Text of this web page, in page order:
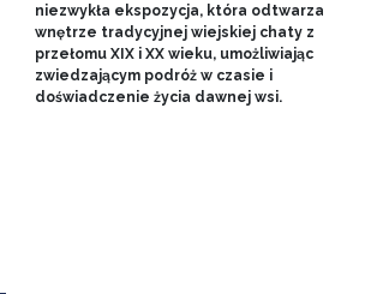
niezwykła ekspozycja, która odtwarza
wnętrze tradycyjnej wiejskiej chaty z
przełomu XIX i XX wieku, umożliwiając
zwiedzającym podróż w czasie i
doświadczenie życia dawnej wsi.